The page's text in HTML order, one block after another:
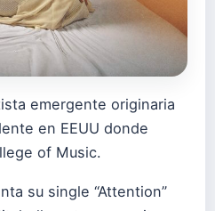
emergente originaria
en EEUU donde
of Music.
su single “Attention”